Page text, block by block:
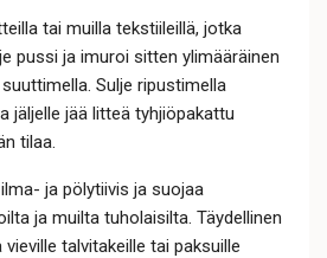
tai muilla tekstiileillä, jotka
pussi ja imuroi sitten ylimääräinen
Sulje ripustimella
jäljelle jää litteä tyhjiöpakattu
tilaa.
ja pölytiivis ja suojaa
ja muilta tuholaisilta. Täydellinen
talvitakeille tai paksuille